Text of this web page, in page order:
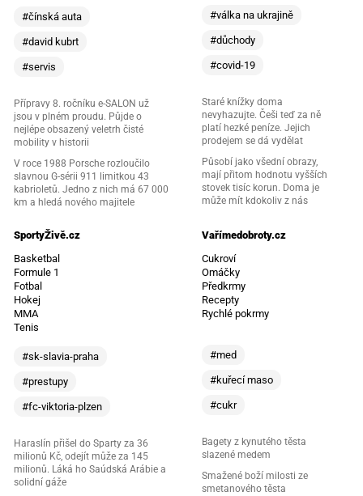
#čínská auta
#david kubrt
#servis
Přípravy 8. ročníku e-SALON už
jsou v plném proudu. Půjde o
nejlépe obsazený veletrh čisté
mobility v historii
V roce 1988 Porsche rozloučilo
slavnou G-sérii 911 limitkou 43
kabrioletů. Jedno z nich má 67 000
km a hledá nového majitele
#válka na ukrajině
#důchody
#covid-19
Staré knížky doma
nevyhazujte. Češi teď za ně
platí hezké peníze. Jejich
prodejem se dá vydělat
Působí jako všední obrazy,
mají přitom hodnotu vyšších
stovek tisíc korun. Doma je
může mít kdokoliv z nás
SportyŽivě.cz
Basketbal
Formule 1
Fotbal
Hokej
MMA
Tenis
#sk-slavia-praha
#prestupy
#fc-viktoria-plzen
Haraslín přišel do Sparty za 36
milionů Kč, odejít může za 145
milionů. Láká ho Saúdská Arábie a
solidní gáže
Vařímedobroty.cz
Cukroví
Omáčky
Předkrmy
Recepty
Rychlé pokrmy
#med
#kuřecí maso
#cukr
Bagety z kynutého těsta
slazené medem
Smažené boží milosti ze
smetanového těsta